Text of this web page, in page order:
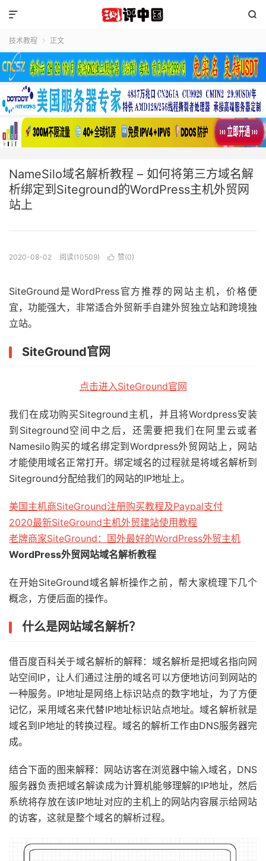


技术教程  正文
NameSilo域名解析教程 – 如何将第三方域名解
析绑定到Siteground的WordPress主机外贸网
站上
2020-08-02 阅读(10509)  赞(0)
SiteGround是WordPress官方推荐的网站主机，价格便
宜，功能强大，非常适合外贸新手自建外贸独立站和跨境独
立站。
SiteGround官网
点击进入SiteGround官网
我们在成功购买Siteground主机，并且将Wordpress安装
到Siteground空间中之后，还需要把我们在阿里云或者
Namesilo购买的域名绑定到Wordpress外贸网站上，网站
才能使用域名正常打开。绑定域名的过程就是将域名解析到
Siteground分配给我们的网站的IP地址上。
美国主机商SiteGround注册购买教程及Paypal支付
2020最新SiteGround主机外贸建站使用教程
老牌商家SiteGround：国外最好的WordPress外贸主机
WordPress外贸网站域名解析教程
在开始SiteGround域名解析操作之前，帮大家梳理下几个
概念，方便后面的操作。
什么是网站域名解析？
借百度百科关于域名解析的解释：域名解析是把域名指向网
站空间IP，让人们通过注册的域名可以方便地访问到网站的
一种服务。IP地址是网络上标识站点的数字地址，为了方便
记忆，采用域名来代替IP地址标识站点地址。域名解析就是
域名到IP地址的转换过程。域名的解析工作由DNS服务器完
成。
结合下面的图来解释：网站访客在浏览器中输入域名，DNS
服务器负责把域名解读成为计算机能够理解的IP地址，然后
系统将存放在该IP地址对应的主机上的网站内容展示给网站
的访客，这就是整个域名的解析过程。